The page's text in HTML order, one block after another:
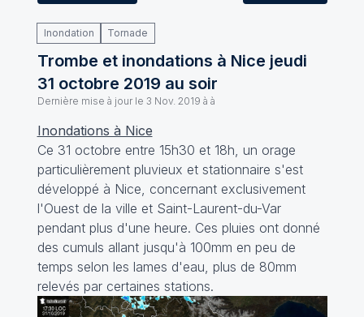
Inondation Tornade
Trombe et inondations à Nice jeudi
31 octobre 2019 au soir
Dernière mise à jour le 3 Nov. 2019 à à
Inondations à Nice
Ce 31 octobre entre 15h30 et 18h, un orage
particulièrement pluvieux et stationnaire s'est
développé à Nice, concernant exclusivement
l'Ouest de la ville et Saint-Laurent-du-Var
pendant plus d'une heure. Ces pluies ont donné
des cumuls allant jusqu'à 100mm en peu de
temps selon les lames d'eau, plus de 80mm
relevés par certaines stations.